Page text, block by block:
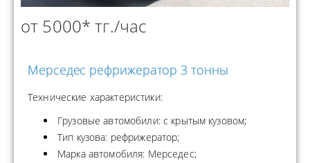
от 5000* тг./час
Мерседес рефрижератор 3 тонны
Технические характеристики:
Грузовые автомобили: с крытым кузовом;
Тип кузова: рефрижератор;
Марка автомобиля: Мерседес;